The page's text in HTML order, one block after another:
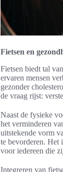
Fietsen en
Fietsen biedt tal
ervaren mensen
gezonder
de vraag rijst:
Naast de fysieke
het verminderen
uitstekende vorm
te bevorderen. Het
voor iedereen die
Integreren van